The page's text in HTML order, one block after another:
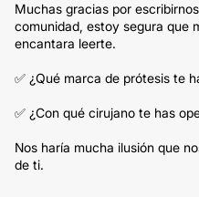
Muchas gracias por
comunidad, estoy segura que
encantara leerte.
✅ ¿Qué marca de prótesis te
✅ ¿Con qué cirujano te has
Nos haría mucha ilusión que
de ti.